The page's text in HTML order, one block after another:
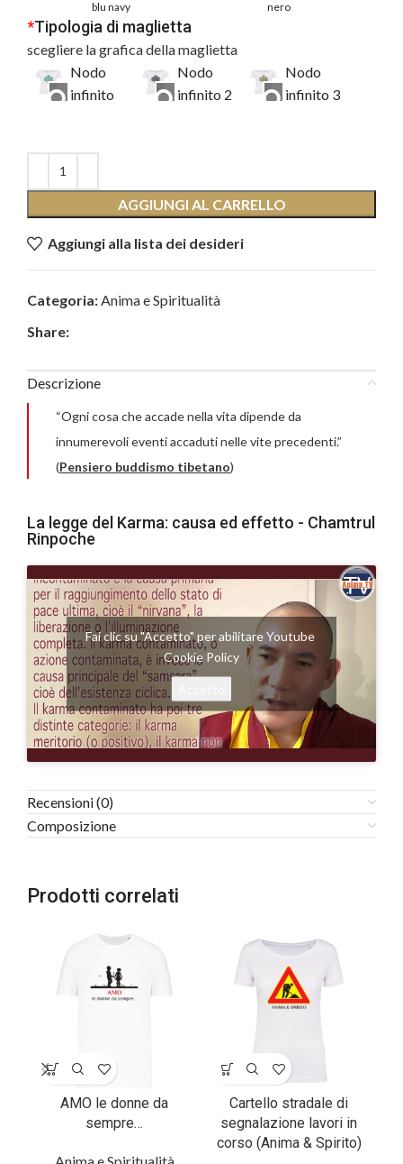
blu navy nero
*Tipologia di maglietta
scegliere la grafica della maglietta
Nodo
infinito
Nodo
infinito 2
Nodo
infinito 3
AGGIUNGI AL CARRELLO
Aggiungi alla lista dei desideri
Categoria:Anima e Spiritualità
Share:
Descrizione
“Ogni cosa che accade nella vita dipende da
innumerevoli eventi accaduti nelle vite precedenti.”
(Pensiero buddismo tibetano)
La legge del Karma: causa ed effetto - Chamtrul
Rinpoche
Fai clic su "Accetto" per abilitare Youtube
Cookie Policy
Recensioni (0)
Composizione
Prodotti correlati
AMO le donne da
sempre…
Cartello stradale di
segnalazione lavori in
corso (Anima & Spirito)